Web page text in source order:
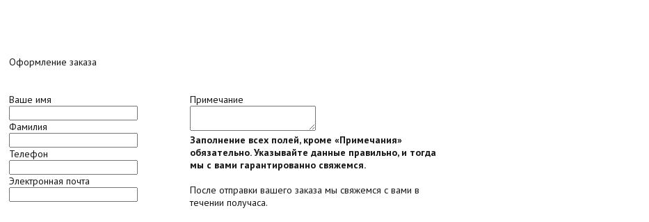
Оформление заказа
Ваше имя
Фамилия
Телефон
Электронная почта
Примечание
Заполнение всех полей, кроме «Примечания»
обязательно. Указывайте данные правильно, и тогда
мы с вами гарантированно свяжемся.
После отправки вашего заказа мы свяжемся с вами в
течении получаса.